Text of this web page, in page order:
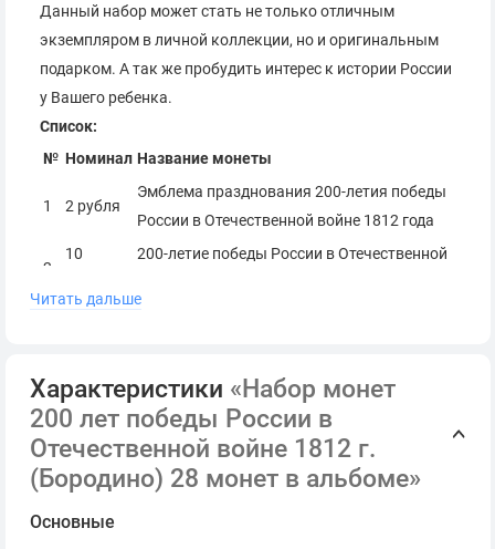
Данный набор может стать не только отличным
экземпляром в личной коллекции, но и оригинальным
подарком. А так же пробудить интерес к истории России
у Вашего ребенка.
Список:
№ Номинал Название монеты
1 2 рубля
Эмблема празднования 200-летия победы
России в Отечественной войне 1812 года
2
10
200-летие победы России в Отечественной
3
2 рубля Генерал-фельдмаршал М.И.Кутузов
5
2 рубля
Генерал от инфантерии П.И.Багратион
6
2 рубля
Генерал от кавалерии Л.Л.Беннигсен
7
2 рубля
Генерал-фельдмаршал П.Х.Витгенштейн
Читать дальше
Характеристики «Набор монет
200 лет победы России в
Отечественной войне 1812 г.
(Бородино) 28 монет в альбоме»
Основные